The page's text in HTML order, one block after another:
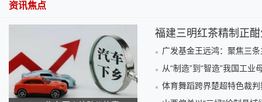
资讯焦点
福建三明红茶精制正
广发基金王远鸿：聚焦三
从“制造”到“智造”我国工
体育舞蹈跨界楚超特色裁